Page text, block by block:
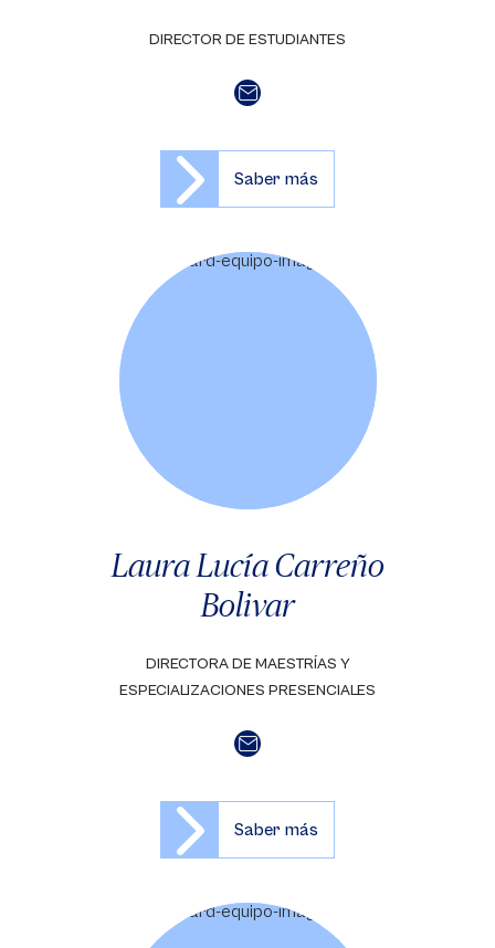
DIRECTOR DE ESTUDIANTES
Saber más
Laura Lucía Carreño
Bolivar
DIRECTORA DE MAESTRÍAS Y
ESPECIALIZACIONES PRESENCIALES
Saber más